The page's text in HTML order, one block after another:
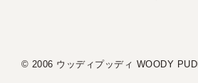
© 2006 ウッディプッディ WOODY